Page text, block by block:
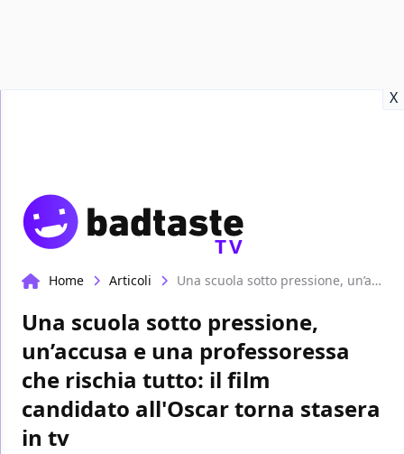
X
TV
Home Articoli Una scuola sotto pressione, un’accusa e una professoressa che rischia tutto: il film candidato all'Oscar torna stasera in tv
Una scuola sotto pressione,
un’accusa e una professoressa
che rischia tutto: il film
candidato all'Oscar torna stasera
in tv